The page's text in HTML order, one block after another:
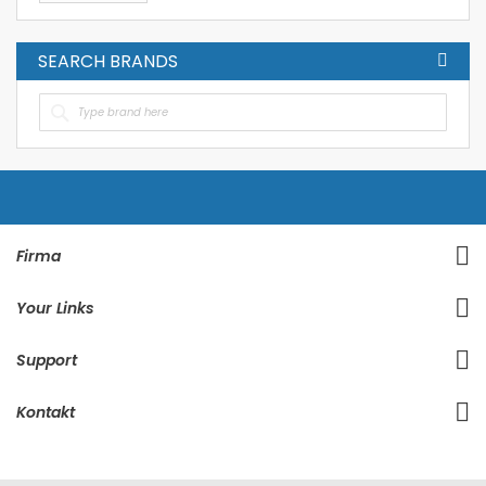
SEARCH BRANDS
Firma
Your Links
Support
Kontakt